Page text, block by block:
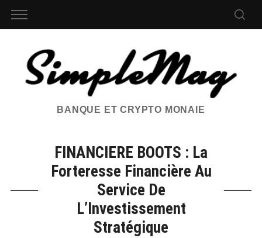
BANQUE ET CRYPTO MONAIE
FINANCIERE BOOTS : La
Forteresse Financière Au
Service De
L’Investissement
Stratégique